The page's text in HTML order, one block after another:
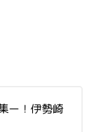
ー！伊勢崎